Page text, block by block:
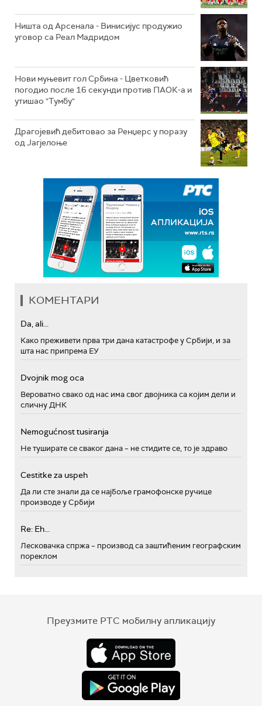
Ништа од Арсенала - Винисијус продужио
уговор са Реал Мадридом
Нови муњевит гол Србина - Цветковић
погодио после 16 секунди против ПАОК-а и
утишао "Тумбу"
Драгојевић дебитовао за Ренџерс у поразу
од Јагјелоње
КОМЕНТАРИ
Da, ali...
Како преживети прва три дана катастрофе у Србији, и за
шта нас припрема ЕУ
Dvojnik mog oca
Вероватно свако од нас има свог двојника са којим дели и
сличну ДНК
Nemogućnost tusiranja
Не туширате се сваког дана – не стидите се, то је здраво
Cestitke za uspeh
Да ли сте знали да се најбоље грамофонске ручице
производе у Србији
Re: Eh...
Лесковачка спржа – производ са заштићеним географским
пореклом
Преузмите РТС мобилну апликацију